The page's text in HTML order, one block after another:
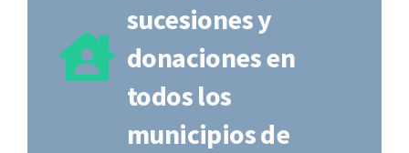
sucesiones y
donaciones en
todos los
municipios de